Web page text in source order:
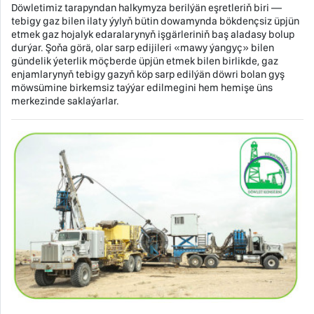
Döwletimiz tarapyndan halkymyza berilýän eşretleriň biri —
tebigy gaz bilen ilaty ýylyň bütin dowamynda bökdençsiz üpjün
etmek gaz hojalyk edaralarynyň işgärleriniň baş aladasy bolup
durýar. Şoňa görä, olar sarp edijileri «mawy ýangyç» bilen
gündelik ýeterlik möçberde üpjün etmek bilen birlikde, gaz
enjamlarynyň tebigy gazyň köp sarp edilýän döwri bolan gyş
möwsümine birkemsiz taýýar edilmegini hem hemişe üns
merkezinde saklaýarlar.